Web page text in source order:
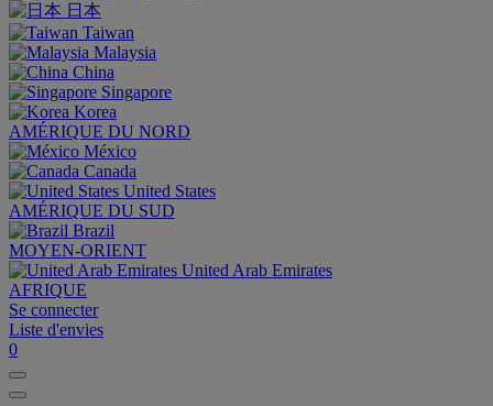
日本
Taiwan
Malaysia
China
Singapore
Korea
AMÉRIQUE DU NORD
México
Canada
United States
AMÉRIQUE DU SUD
Brazil
MOYEN-ORIENT
United Arab Emirates
AFRIQUE
Se connecter
Liste d'envies
0